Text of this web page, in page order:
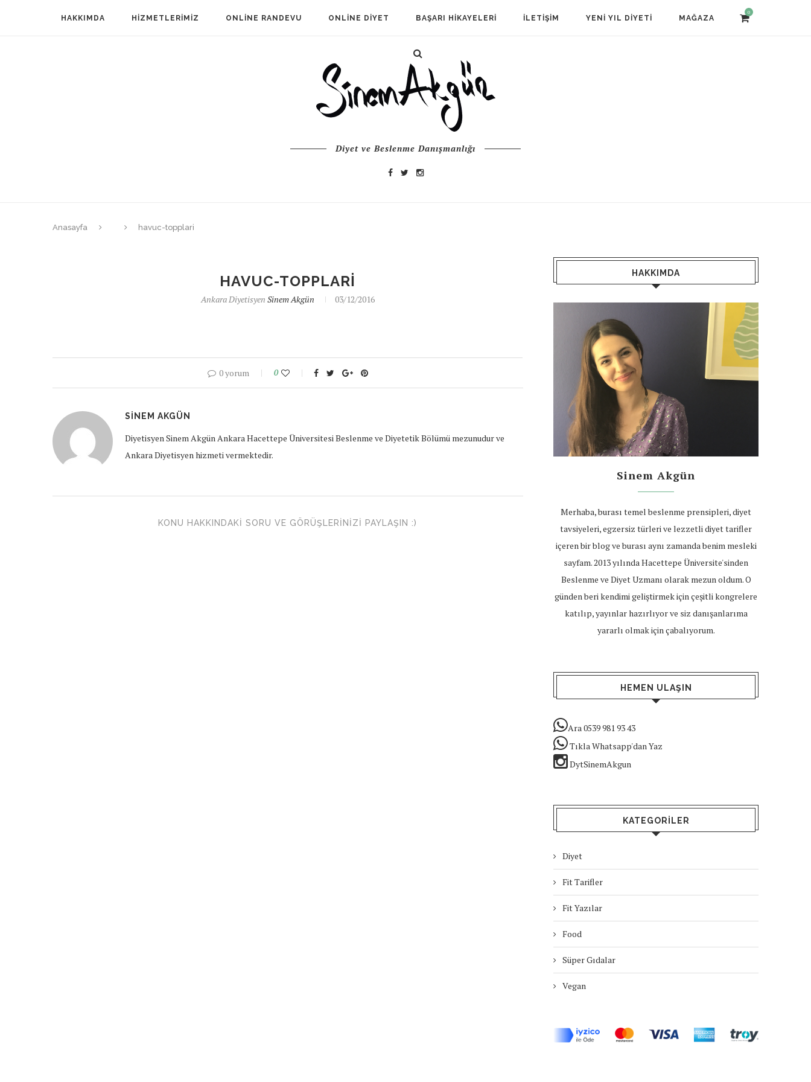
HAKKIMDA HIZMETLERIMIZ ONLINE RANDEVU ONLINE DIYET BAŞARI HIKAYELERI İLETIŞIM YENI YIL DIYETI MAĞAZA
0
Diyet ve Beslenme Danışmanlığı
Anasayfa havuc-topplari
HAVUC-TOPPLARI
Ankara Diyetisyen Sinem Akgün 03/12/2016
0 yorum 0
SINEM AKGÜN
Diyetisyen Sinem Akgün Ankara Hacettepe Üniversitesi Beslenme ve Diyetetik Bölümü mezunudur ve
Ankara Diyetisyen hizmeti vermektedir.
KONU HAKKINDAKI SORU VE GÖRÜŞLERINIZI PAYLAŞIN :)
HAKKIMDA
Sinem Akgün
Merhaba, burası temel beslenme prensipleri, diyet
tavsiyeleri, egzersiz türleri ve lezzetli diyet tarifler
içeren bir blog ve burası aynı zamanda benim mesleki
sayfam. 2013 yılında Hacettepe Üniversite'sinden
Beslenme ve Diyet Uzmanı olarak mezun oldum. O
günden beri kendimi geliştirmek için çeşitli kongrelere
katılıp, yayınlar hazırlıyor ve siz danışanlarıma
yararlı olmak için çabalıyorum.
HEMEN ULAŞIN
Ara 0539 981 93 43
Tıkla Whatsapp'dan Yaz
DytSinemAkgun
KATEGORILER
Diyet
Fit Tarifler
Fit Yazılar
Food
Süper Gıdalar
Vegan